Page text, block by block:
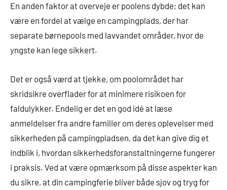
En anden faktor at overveje er poolens dybde; det kan
være en fordel at vælge en campingplads, der har
separate børnepools med lavvandet områder, hvor de
yngste kan lege sikkert.
Det er også værd at tjekke, om poolområdet har
skridsikre overflader for at minimere risikoen for
faldulykker. Endelig er det en god idé at læse
anmeldelser fra andre familier om deres oplevelser med
sikkerheden på campingpladsen, da det kan give dig et
indblik i, hvordan sikkerhedsforanstaltningerne fungerer
i praksis. Ved at være opmærksom på disse aspekter kan
du sikre, at din campingferie bliver både sjov og tryg for